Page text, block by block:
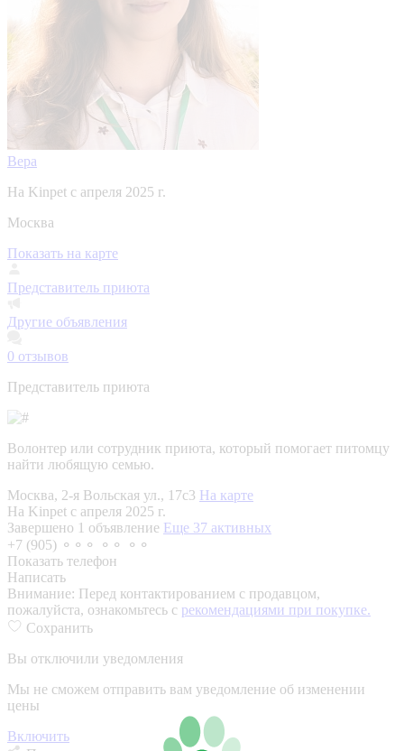
Вера
На Kinpet c апреля 2025 г.
Москва
Показать на карте
Представитель приюта
Другие объявления
0 отзывов
Представитель приюта
Волонтер или сотрудник приюта, который помогает питомцу
найти любящую семью.
Москва, 2-я Вольская ул., 17с3 На карте
На Kinpet c апреля 2025 г.
Завершено 1 объявление Еще 37 активных
+7 (905) ⚬⚬⚬ ⚬⚬ ⚬⚬
Показать телефон
Написать
Внимание: Перед контактированием с продавцом,
пожалуйста, ознакомьтесь с рекомендациями при покупке.
Сохранить
Вы отключили уведомления
Мы не сможем отправить вам уведомление об изменении
цены
Включить